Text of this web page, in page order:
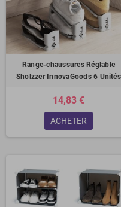
Range-chaussures Réglable
Sholzzer InnovaGoods 6 Unités
14,83 €
ACHETER